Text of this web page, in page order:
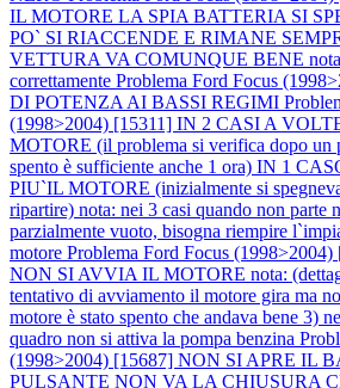
IL MOTORE LA SPIA BATTERIA SI
PO` SI RIACCENDE E RIMANE
VETTURA VA COMUNQUE BENE
correttamente Problema Ford Focus
DI POTENZA AI BASSI REGIMI
(1998>2004) [15311] IN 2 CASI A
MOTORE (il problema si verifica dopo un
spento è sufficiente anche 1 ora) IN 1
PIU`IL MOTORE (inizialmente si
ripartire) nota: nei 3 casi quando non parte
parzialmente vuoto, bisogna riempire
motore Problema Ford Focus
NON SI AVVIA IL MOTORE nota:
tentativo di avviamento il motore gira ma
motore è stato spento che andava bene 3)
quadro non si attiva la pompa benzina
(1998>2004) [15687] NON SI APRE IL
PULSANTE NON VA LA CHIUSURA